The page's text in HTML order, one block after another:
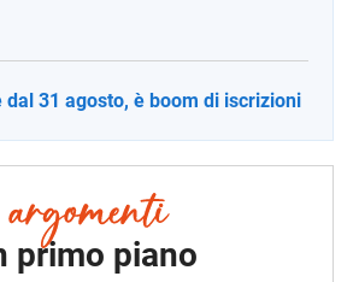
31 agosto, è boom di iscrizioni
primo piano